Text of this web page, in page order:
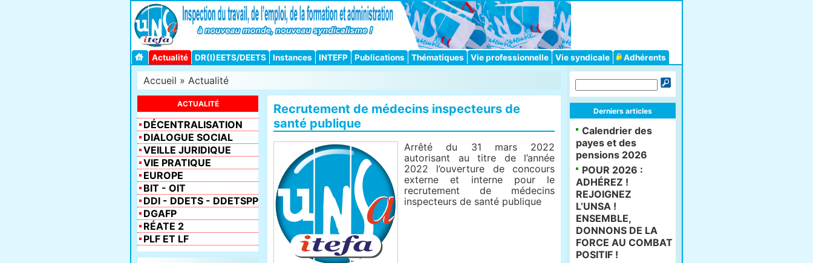
Actualité DR(I)EETS/DEETS Instances INTEFP Publications Thématiques Vie professionnelle Vie syndicale Adhérents
Accueil » Actualité
Recrutement de médecins inspecteurs de
santé publique
Arrêté du 31 mars 2022
autorisant au titre de l’année
2022 l’ouverture de concours
externe et interne pour le
recrutement de médecins
inspecteurs de santé publique
ACTUALITÉ
DÉCENTRALISATION
DIALOGUE SOCIAL
VEILLE JURIDIQUE
VIE PRATIQUE
EUROPE
BIT - OIT
DDI - DDETS - DDETSPP
DGAFP
RÉATE 2
PLF ET LF
Derniers articles
Calendrier des
payes et des
pensions 2026
POUR 2026 :
ADHÉREZ !
REJOIGNEZ
L’UNSA !
ENSEMBLE,
DONNONS DE LA
FORCE AU COMBAT
POSITIF !